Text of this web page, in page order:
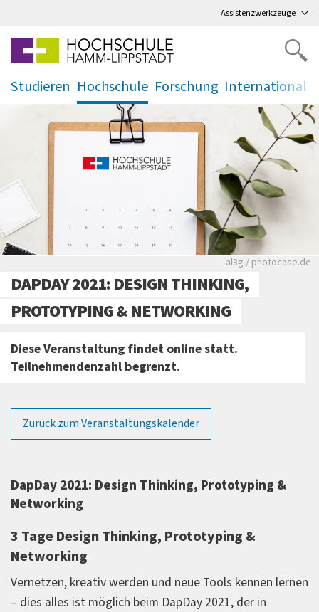
Assistenzwerkzeuge
Studieren Hochschule
.
Forschung
.
Rote leere
al3g / photocase.de
DAPDAY 2021: DESIGN THINKING,
PROTOTYPING & NETWORKING
Diese Veranstaltung findet online statt.
Teilnehmendenzahl begrenzt.
Zurück zum Veranstaltungskalender
DapDay 2021: Design Thinking, Prototyping &
Networking
3 Tage Design Thinking, Prototyping &
Networking
Vernetzen, kreativ werden und neue Tools kennen lernen
– dies alles ist möglich beim DapDay 2021, der in